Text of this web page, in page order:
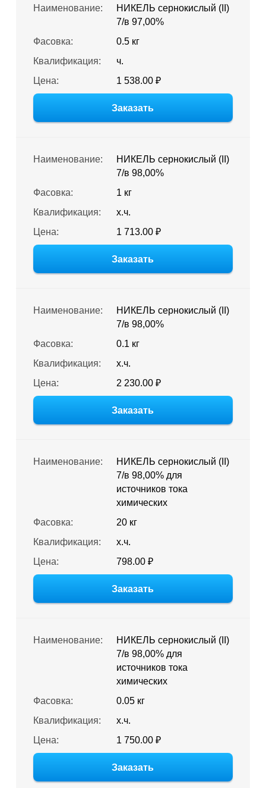
Наименование:
НИКЕЛЬ сернокислый (II)
7/в 97,00%
Фасовка:
0.5 кг
Квалификация:
ч.
Цена:
1 538.00 ₽
Заказать
Наименование:
НИКЕЛЬ сернокислый (II)
7/в 98,00%
Фасовка:
1 кг
Квалификация:
х.ч.
Цена:
1 713.00 ₽
Заказать
Наименование:
НИКЕЛЬ сернокислый (II)
7/в 98,00%
Фасовка:
0.1 кг
Квалификация:
х.ч.
Цена:
2 230.00 ₽
Заказать
Наименование:
НИКЕЛЬ сернокислый (II)
7/в 98,00% для
источников тока
химических
Фасовка:
20 кг
Квалификация:
х.ч.
Цена:
798.00 ₽
Заказать
Наименование:
НИКЕЛЬ сернокислый (II)
7/в 98,00% для
источников тока
химических
Фасовка:
0.05 кг
Квалификация:
х.ч.
Цена:
1 750.00 ₽
Заказать